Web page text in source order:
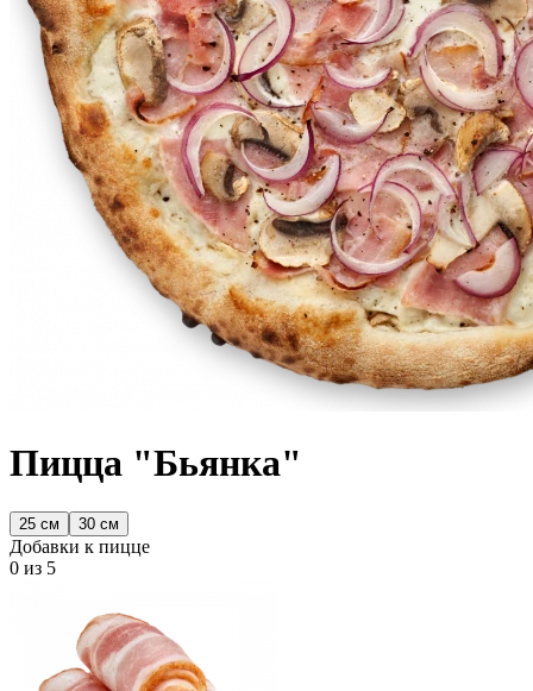
Пицца "Бьянка"
25 см 30 см
Добавки к пицце
0 из 5